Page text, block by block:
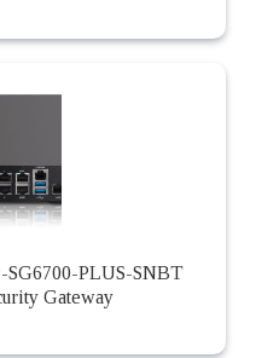
PLUS-SNBT
Gateway